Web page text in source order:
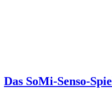
Das SoMi-Senso-